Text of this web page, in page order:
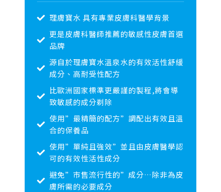
理膚寶水 具有專業皮膚科醫學背景
更是皮膚科醫師推薦的敏感性皮膚首選
品牌
源自於理膚寶水溫泉水的有效活性舒緩
成分、高耐受性配方
比歐洲國家標準更嚴謹的製程,將會導
致敏感的成分剃除
使用”最精簡的配方”調配出有效且溫
合的保養品
使用”單純且強效”並且由皮膚醫學認
可的有效性活性成分
避免”市售流行性的”成分…除非為皮
膚所需的必要成分